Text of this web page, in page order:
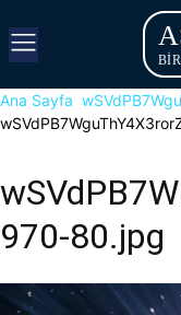
Ana Sayfa
970-80.jpg